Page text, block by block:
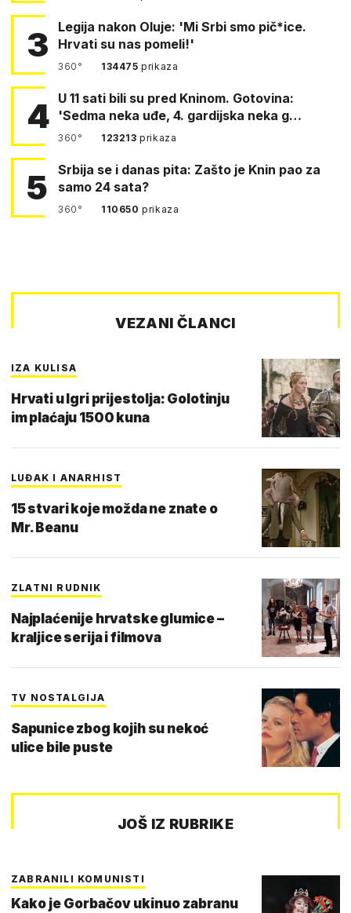
3
Legija nakon Oluje: 'Mi Srbi smo pič*ice.
Hrvati su nas pomeli!'
360° 134475prikaza
4 U 11 sati bili su pred Kninom. Gotovina:
'Sedma neka uđe, 4. gardijska neka g…
360° 123213prikaza
5
Srbija se i danas pita: Zašto je Knin pao za
samo 24 sata?
360° 110650prikaza
VEZANI ČLANCI
IZA KULISA
Hrvati u Igri prijestolja: Golotinju
im plaćaju 1500 kuna
LUĐAK I ANARHIST
15 stvari koje možda ne znate o
Mr. Beanu
ZLATNI RUDNIK
Najplaćenije hrvatske glumice –
kraljice serija i filmova
TV NOSTALGIJA
Sapunice zbog kojih su nekoć
ulice bile puste
JOŠ IZ RUBRIKE
ZABRANILI KOMUNISTI
Kako je Gorbačov ukinuo zabranu